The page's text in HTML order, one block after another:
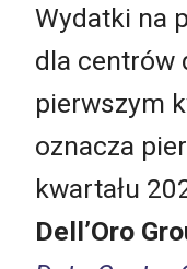
Wydatki na
dla centrów
pierwszym
oznacza
kwartału
Dell’Oro